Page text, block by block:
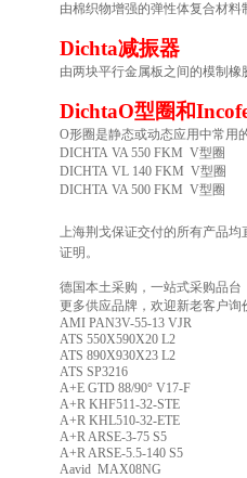
由棉织物增强的弹性体复合材
Dichta减振器
由两块平行金属板之间的模制
DichtaO型圈和
O形圈是静态或动态应用中常用
DICHTA VA 550 FKM V型圈
DICHTA VL 140 FKM V型圈
DICHTA VA 500 FKM V型圈
上海荆戈保证交付的所有产品均
证明。
德国本土采购，一站式采购品台
更多供应品牌，欢迎新老客户询
AMI PAN3V-55-13 VJR
ATS 550X590X20 L2
ATS 890X930X23 L2
ATS SP3216
A+E GTD 88/90° V17-F
A+R KHF511-32-STE
A+R KHL510-32-ETE
A+R ARSE-3-75 S5
A+R ARSE-5.5-140 S5
Aavid MAX08NG